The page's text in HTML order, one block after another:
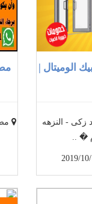
الوميتال |
زكى - النزهه
� ..